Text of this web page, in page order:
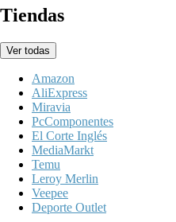
Tiendas
Ver todas
Amazon
AliExpress
Miravia
PcComponentes
El Corte Inglés
MediaMarkt
Temu
Leroy Merlin
Veepee
Deporte Outlet